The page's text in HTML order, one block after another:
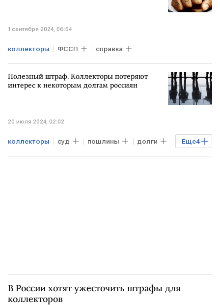
1 сентября 2024, 06:54
коллекторы ФССП справка
Полезный штраф. Коллекторы потеряют
интерес к некоторым долгам россиян
20 июля 2024, 02:02
Еще4
коллекторы суд пошлины долги
долги по кредитам РОССИЯ
В России хотят ужесточить штрафы для
коллекторов